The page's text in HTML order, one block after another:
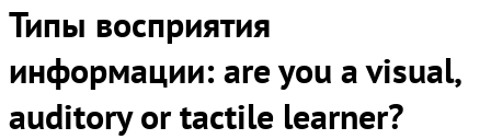
Типы восприятия
информации: are you a visual,
auditory or tactile learner?